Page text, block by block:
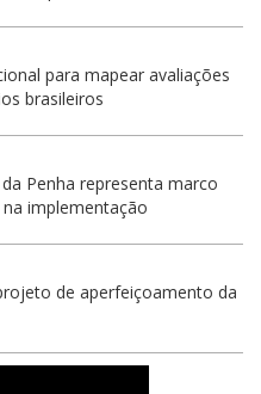
para mapear avaliações
brasileiros
Penha representa marco
implementação
de aperfeiçoamento da